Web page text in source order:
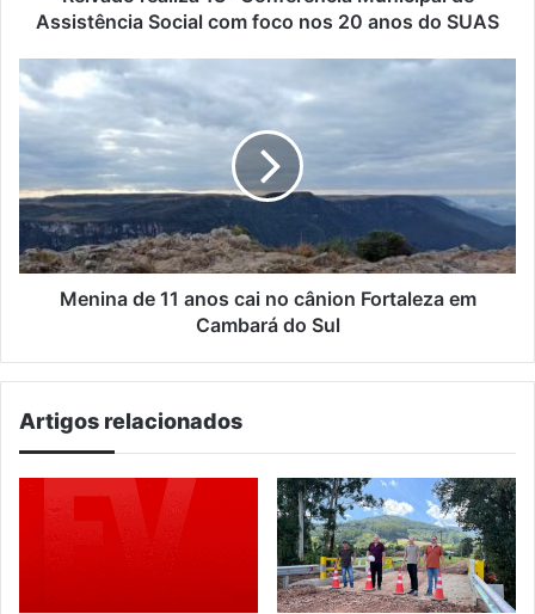
nos
do
SUAS
Assistência Social com foco nos 20 anos do SUAS
Menina
de
11
anos
no
cânion
Fortaleza
em
CambaráMenina de 11 anos cai no cânion Fortaleza em
Cambará do Sul
Artigos relacionados